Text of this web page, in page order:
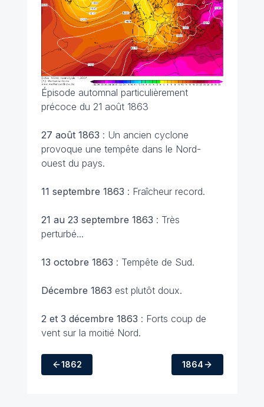
Épisode automnal particulièrement
précoce du 21 août 1863
27 août 1863 : Un ancien cyclone
provoque une tempête dans le Nord-
ouest du pays.
11 septembre 1863 : Fraîcheur record.
21 au 23 septembre 1863 : Très
perturbé...
13 octobre 1863 : Tempête de Sud.
Décembre 1863 est plutôt doux.
2 et 3 décembre 1863 : Forts coup de
vent sur la moitié Nord.
1862 1864